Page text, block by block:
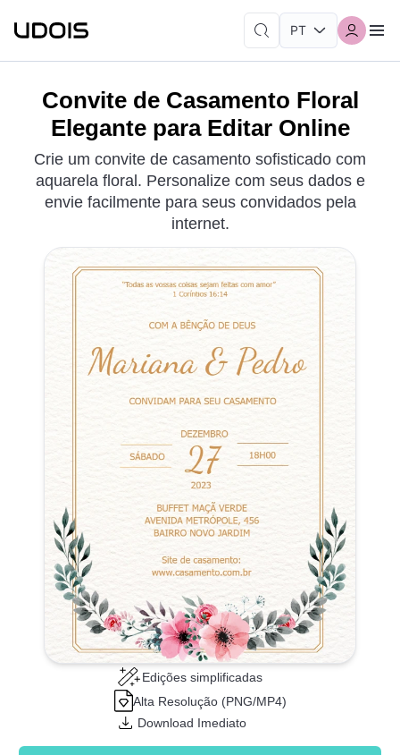
Convite de Casamento Floral
Elegante para Editar Online
Crie um convite de casamento sofisticado com
aquarela floral. Personalize com seus dados e
envie facilmente para seus convidados pela
internet.
Edições simplificadas
Alta Resolução (PNG/MP4)
Download Imediato